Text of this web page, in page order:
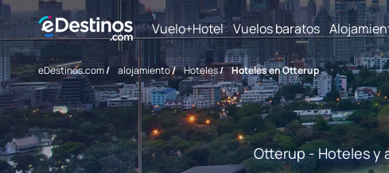
Vuelo+Hotel Vuelos baratos
eDestinos.com/ alojamiento/ Hoteles/ Hoteles en Otterup
Otterup - Hoteles y